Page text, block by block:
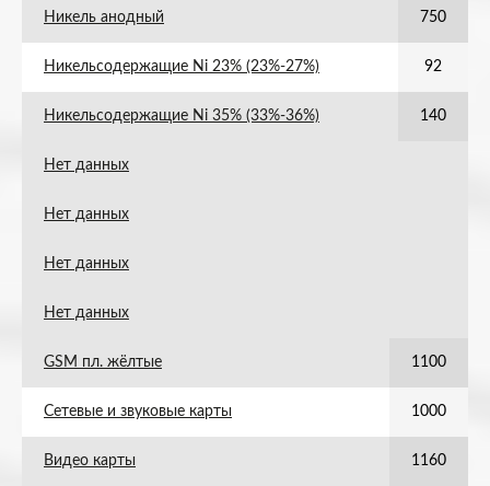
Никель анодный 750
Никельсодержащие Ni 23% (23%-27%) 92
Никельсодержащие Ni 35% (33%-36%) 140
Нет данных
Нет данных
Нет данных
Нет данных
GSM пл. жёлтые 1100
Сетевые и звуковые карты 1000
Видео карты 1160